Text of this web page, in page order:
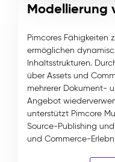
Modellierung
Pimcores Fähigkeiten
ermöglichen
Inhaltsstrukturen.
über Assets und
mehrerer Dokument-
Angebot
unterstützt Pimcore
Source-Publishing
und Commerce-